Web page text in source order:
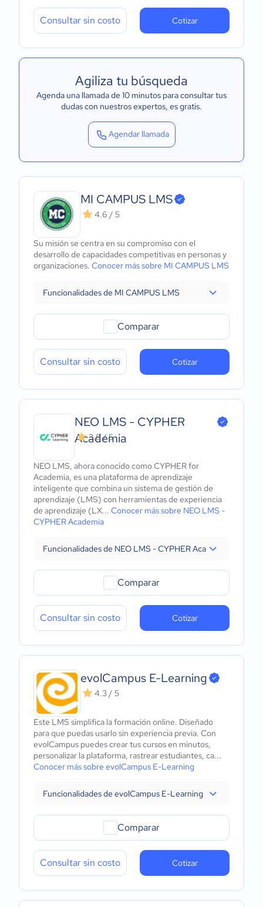
Consultar sin costo Cotizar
Agiliza tu búsqueda
Agenda una llamada de 10 minutos para consultar tus
dudas con nuestros expertos, es gratis.
Agendar llamada
MI CAMPUS LMS
4.6 / 5
Su misión se centra en su compromiso con el
desarrollo de capacidades competitivas en personas y
organizaciones. Conocer más sobre MI CAMPUS LMS
Funcionalidades de MI CAMPUS LMS
Comparar
Consultar sin costo Cotizar
NEO LMS - CYPHER
Academia
3.8 / 5
NEO LMS, ahora conocido como CYPHER for
Academia, es una plataforma de aprendizaje
inteligente que combina un sistema de gestión de
aprendizaje (LMS) con herramientas de experiencia
de aprendizaje (LX... Conocer más sobre NEO LMS -
CYPHER Academia
Funcionalidades de NEO LMS - CYPHER Academia
Comparar
Consultar sin costo Cotizar
evolCampus E-Learning
4.3 / 5
Este LMS simplifica la formación online. Diseñado
para que puedas usarlo sin experiencia previa. Con
evolCampus puedes crear tus cursos en minutos,
personalizar la plataforma, rastrear estudiantes, ca...
Conocer más sobre evolCampus E-Learning
Funcionalidades de evolCampus E-Learning
Comparar
Consultar sin costo Cotizar